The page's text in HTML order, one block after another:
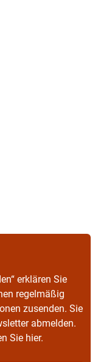
erklären Sie
regelmäßig
zusenden. Sie
abmelden.
Sie hier.